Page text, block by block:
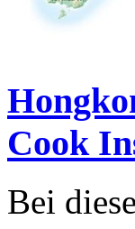
Cook
Bei